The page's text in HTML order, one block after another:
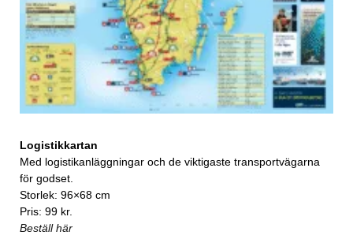
Logistikkartan
Med logistikanläggningar och de viktigaste transportvägarna
för godset.
Storlek: 96×68 cm
Pris: 99 kr.
Beställ här